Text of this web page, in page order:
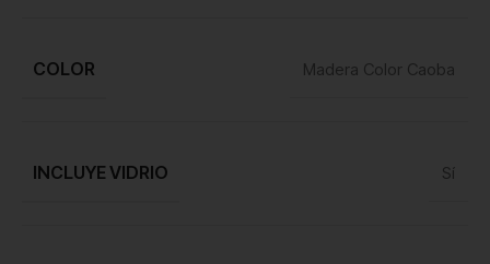
COLOR Madera Color Caoba
INCLUYE VIDRIO Sí